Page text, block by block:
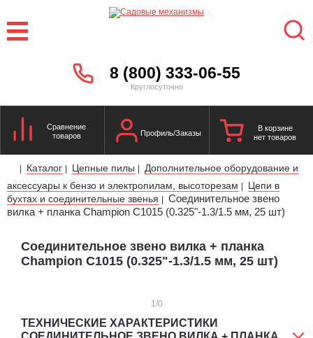
8 (800) 333-06-55
Круглосуточно
Сравнение
товаров
Профиль/Заказы
В корзине
нет товаров
| Каталог | Цепные пилы |
Дополнительное оборудование и
аксессуары к бензо и электропилам, высоторезам |
Цепи в
бухтах и соединительные звенья | Соединительное звено
вилка + планка Champion C1015 (0.325"-1.3/1.5 мм, 25 шт)
Соединительное звено вилка + планка
Champion C1015 (0.325"-1.3/1.5 мм, 25 шт)
1 /0
ТЕХНИЧЕСКИЕ ХАРАКТЕРИСТИКИ